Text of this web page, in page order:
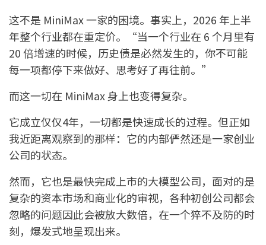
这不是 MiniMax 一家的困境。事实上，2026 年上半
年整个行业都在重定价。“当一个行业在 6 个月里有
20 倍增速的时候，历史债是必然发生的，你不可能
每一项都停下来做好、思考好了再往前。”
而这一切在 MiniMax 身上也变得复杂。
它成立仅仅4年，一切都是快速成长的过程。但正如
我近距离观察到的那样：它的内部俨然还是一家创业
公司的状态。
然而，它也是最快完成上市的大模型公司，面对的是
复杂的资本市场和商业化的审视，各种初创公司都会
忽略的问题因此会被放大数倍，在一个猝不及防的时
刻，爆发式地呈现出来。